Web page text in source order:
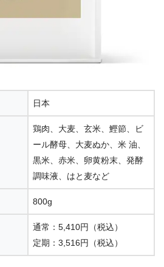
日本
鶏肉、大麦、玄米、鰹節、ビ
ール酵母、大麦ぬか、米 油、
黒米、赤米、卵黄粉末、発酵
調味液、はと麦など
800g
通常：5,410円（税込）
定期：3,516円（税込）